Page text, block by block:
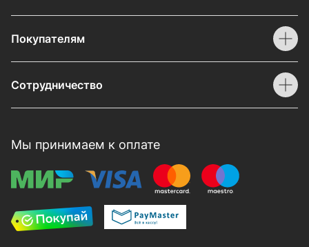
Покупателям
Сотрудничество
Мы принимаем к оплате